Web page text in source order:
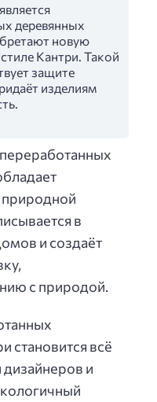
деревянных
новую
Кантри. Такой
защите
изделиям
природной
в
и создаёт
с природой.
становится всё
и